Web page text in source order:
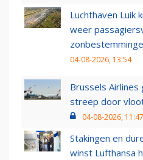
Luchthaven Luik
weer
04-08-2026, 13:54
Brussels
streep door
04-08-2026, 11:47
Stakingen en
winst Lufthansa